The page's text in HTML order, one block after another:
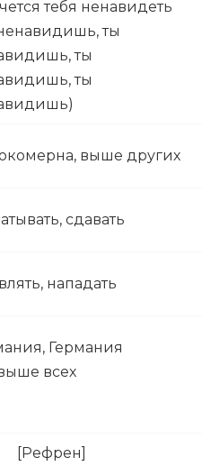
тебя ненавидеть
ты
ты
ты
выше других
сдавать
нападать
Германия
всех
[Рефрен]